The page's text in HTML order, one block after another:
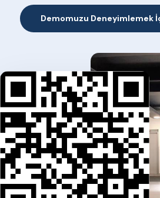
Demomuzu Deneyimlemek